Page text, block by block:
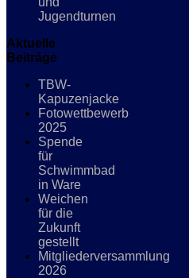
Jugendturnen
Aktuelle
Beiträge
TBW-
Kapuzenjacke
Fotowettbewerb
2025
Spende
für
Schwimmbad
in Ware
Weichen
für die
Zukunft
gestellt
Mitgliederversammlung
2026